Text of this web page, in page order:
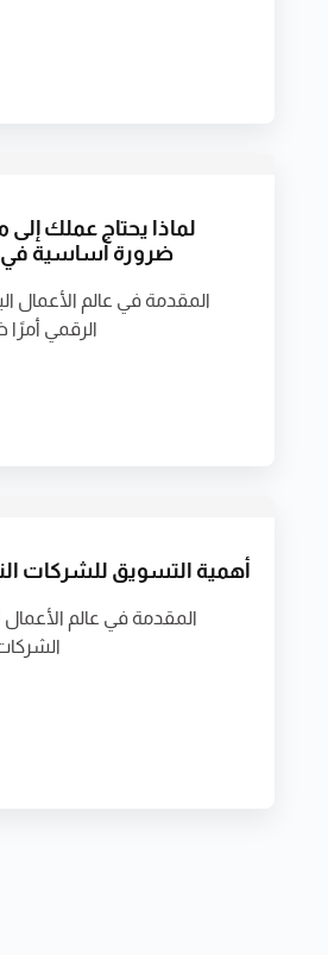
لماذا يحتاج عملك إلى
ضرورة أساسية في
المقدمة في عالم الأعمال
الرقمي أمرًا
أهمية التسويق للشركات
المقدمة في عالم الأعمال